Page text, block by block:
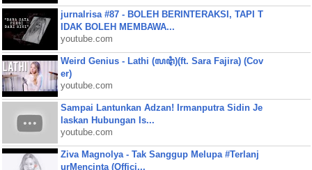
jurnalrisa #87 - BOLEH BERINTERAKSI, TAPI T
IDAK BOLEH MEMBAWA...
youtube.com
Weird Genius - Lathi (ꦭꦛꦶ)(ft. Sara Fajira) (Cov
er)
youtube.com
Sampai Lantunkan Adzan! Irmanputra Sidin Je
laskan Hubungan Is...
youtube.com
Ziva Magnolya - Tak Sanggup Melupa #Terlanj
urMencinta (Offici...